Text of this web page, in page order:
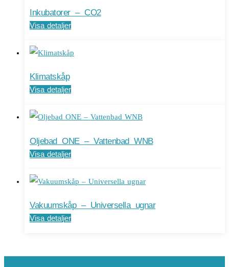
Inkubatorer – CO2
Visa detaljer
Klimatskåp
Visa detaljer
Oljebad ONE – Vattenbad WNB
Visa detaljer
Vakuumskåp – Universella ugnar
Visa detaljer